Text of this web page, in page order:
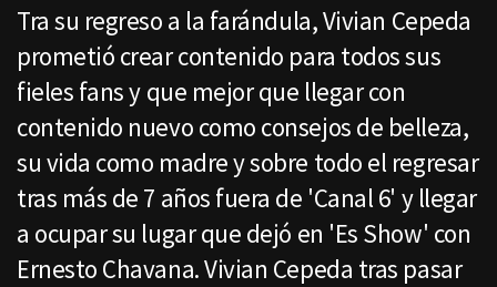
Tra su regreso a la farándula, Vivian Cepeda
prometió crear contenido para todos sus
fieles fans y que mejor que llegar con
contenido nuevo como consejos de belleza,
su vida como madre y sobre todo el regresar
tras más de 7 años fuera de 'Canal 6' y llegar
a ocupar su lugar que dejó en 'Es Show' con
Ernesto Chavana. Vivian Cepeda tras pasar